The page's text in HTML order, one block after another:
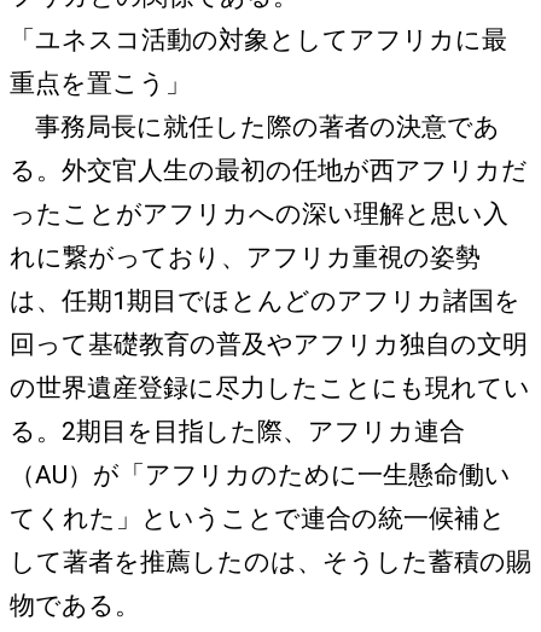
「ユネスコ活動の対象としてアフリカに最
重点を置こう」
事務局長に就任した際の著者の決意であ
る。外交官人生の最初の任地が西アフリカだ
ったことがアフリカへの深い理解と思い入
れに繋がっており、アフリカ重視の姿勢
は、任期1期目でほとんどのアフリカ諸国を
回って基礎教育の普及やアフリカ独自の文明
の世界遺産登録に尽力したことにも現れてい
る。2期目を目指した際、アフリカ連合
（AU）が「アフリカのために一生懸命働い
てくれた」ということで連合の統一候補と
して著者を推薦したのは、そうした蓄積の賜
物である。